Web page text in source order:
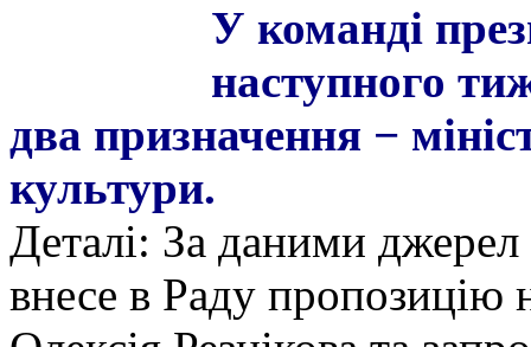
У команді
наступного
два призначення −
культури.
Деталі: За даними
внесе в Раду пропозицію